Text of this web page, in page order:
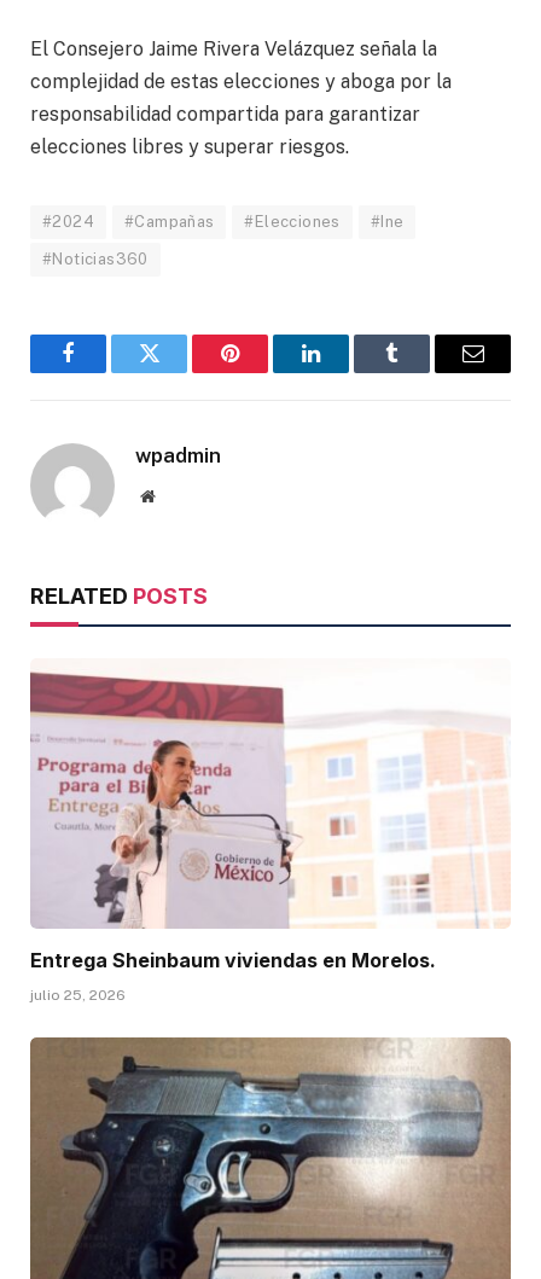
El Consejero Jaime Rivera Velázquez señala la
complejidad de estas elecciones y aboga por la
responsabilidad compartida para garantizar
elecciones libres y superar riesgos.
#2024 #Campañas #Elecciones #Ine
#Noticias360
FacebookTwitter Pinterest LinkedInTumblr Email
wpadmin
Website
RELATED POSTS
Entrega Sheinbaum viviendas en Morelos.
julio 25, 2026